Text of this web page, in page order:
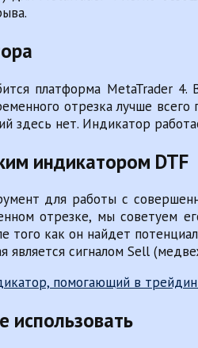
платформа MetaTrader
отрезка лучше
здесь нет. Индикатор
индикатором DTF
для работы с
отрезке, мы советуем
как он найдет
является сигналом Sell
использовать